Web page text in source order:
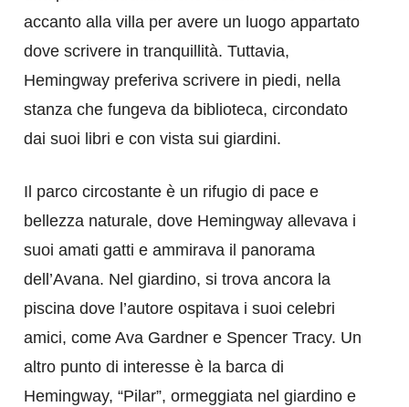
accanto alla villa per avere un luogo appartato
dove scrivere in tranquillità. Tuttavia,
Hemingway preferiva scrivere in piedi, nella
stanza che fungeva da biblioteca, circondato
dai suoi libri e con vista sui giardini.
Il parco circostante è un rifugio di pace e
bellezza naturale, dove Hemingway allevava i
suoi amati gatti e ammirava il panorama
dell’Avana. Nel giardino, si trova ancora la
piscina dove l’autore ospitava i suoi celebri
amici, come Ava Gardner e Spencer Tracy. Un
altro punto di interesse è la barca di
Hemingway, “Pilar”, ormeggiata nel giardino e